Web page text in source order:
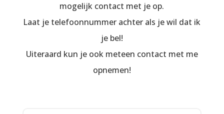
mogelijk contact met je op.
Laat je telefoonnummer achter als je wil dat ik
je bel!
Uiteraard kun je ook meteen contact met me
opnemen!